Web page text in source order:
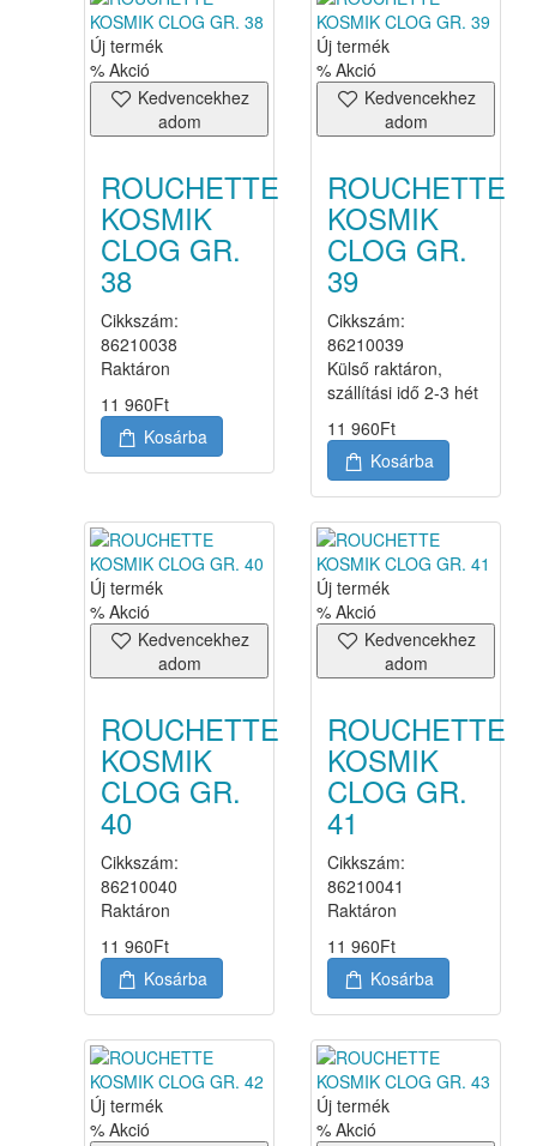
Új termék
% Akció
Kedvencekhez
adom
ROUCHETTE
KOSMIK
CLOG GR.
38
Cikkszám:
86210038
Raktáron
11 960Ft
Kosárba
Új termék
% Akció
Kedvencekhez
adom
ROUCHETTE
KOSMIK
CLOG GR.
39
Cikkszám:
86210039
Külső raktáron,
szállítási idő 2-3 hét
11 960Ft
Kosárba
Új termék
% Akció
Kedvencekhez
adom
ROUCHETTE
KOSMIK
CLOG GR.
40
Cikkszám:
86210040
Raktáron
11 960Ft
Kosárba
Új termék
% Akció
Kedvencekhez
adom
ROUCHETTE
KOSMIK
CLOG GR.
41
Cikkszám:
86210041
Raktáron
11 960Ft
Kosárba
Új termék
% Akció
Új termék
% Akció